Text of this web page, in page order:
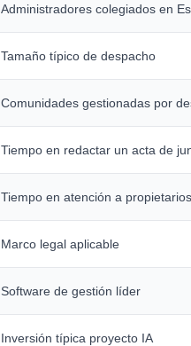
Administradores colegiados en
Tamaño típico de despacho
Comunidades gestionadas por
Tiempo en redactar un acta de
Tiempo en atención a propietarios
Marco legal aplicable
Software de gestión líder
Inversión típica proyecto IA